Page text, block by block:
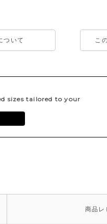
ついて こ
sizes tailored to your
商品 レ